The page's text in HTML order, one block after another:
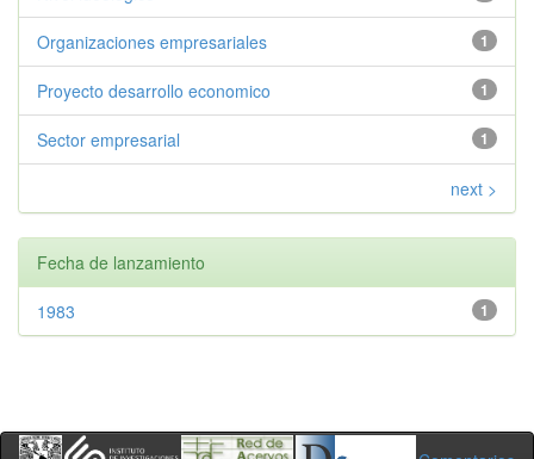
1
Organizaciones empresariales
1
Proyecto desarrollo economico
1
Sector empresarial
next >
Fecha de lanzamiento
1
1983